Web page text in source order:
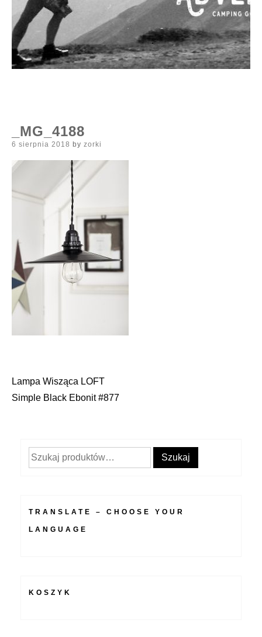
_MG_4188
Posted
6 sierpnia 2018 by zorki
Nawigacja
Lampa Wisząca LOFT
Simple Black Ebonit #877
Szukaj: Szukaj
TRANSLATE – CHOOSE YOUR
LANGUAGE
KOSZYK